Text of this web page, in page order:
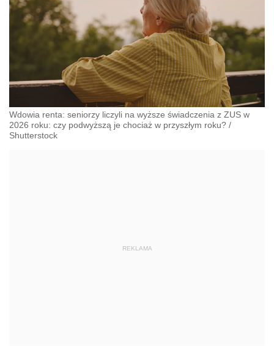
Wdowia renta: seniorzy liczyli na wyższe świadczenia z ZUS w
2026 roku: czy podwyższą je chociaż w przyszłym roku? /
Shutterstock